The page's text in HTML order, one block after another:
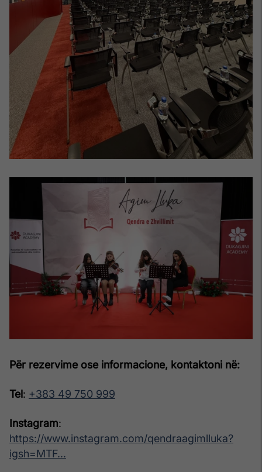
Për rezervime ose informacione, kontaktoni në:
Tel : +383 49 750 999
Instagram:
https://www.instagram.com/qendraagimlluka?
igsh=MTF...